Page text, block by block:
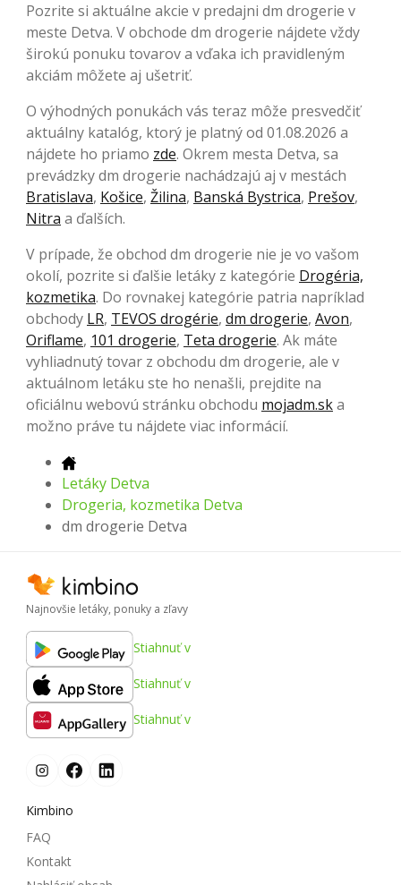
Pozrite si aktuálne akcie v predajni dm drogerie v
meste Detva. V obchode dm drogerie nájdete vždy
širokú ponuku tovarov a vďaka ich pravidleným
akciám môžete aj ušetriť.
O výhodných ponukách vás teraz môže presvedčiť
aktuálny katalóg, ktorý je platný od 01.08.2026 a
nájdete ho priamo zde. Okrem mesta Detva, sa
prevádzky dm drogerie nachádzajú aj v mestách
Bratislava, Košice, Žilina, Banská Bystrica, Prešov,
Nitra a ďalších.
V prípade, že obchod dm drogerie nie je vo vašom
okolí, pozrite si ďalšie letáky z kategórie Drogéria,
kozmetika. Do rovnakej kategórie patria napríklad
obchody LR, TEVOS drogérie, dm drogerie, Avon,
Oriflame, 101 drogerie, Teta drogerie. Ak máte
vyhliadnutý tovar z obchodu dm drogerie, ale v
aktuálnom letáku ste ho nenašli, prejdite na
oficiálnu webovú stránku obchodu mojadm.ska
možno práve tu nájdete viac informácií.
Letáky Detva
Drogeria, kozmetika Detva
dm drogerie Detva
Najnovšie letáky, ponuky a zľavy
Stiahnuť v
Stiahnuť v
Stiahnuť v
Kimbino
FAQ
Kontakt